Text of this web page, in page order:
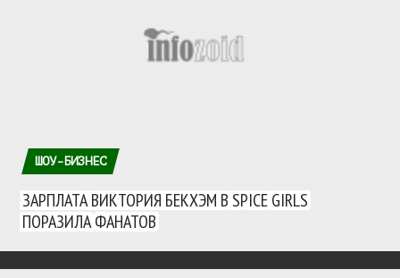
ШОУ-БИЗНЕС
ЗАРПЛАТА ВИКТОРИЯ БЕКХЭМ В SPICE GIRLS
ПОРАЗИЛА ФАНАТОВ